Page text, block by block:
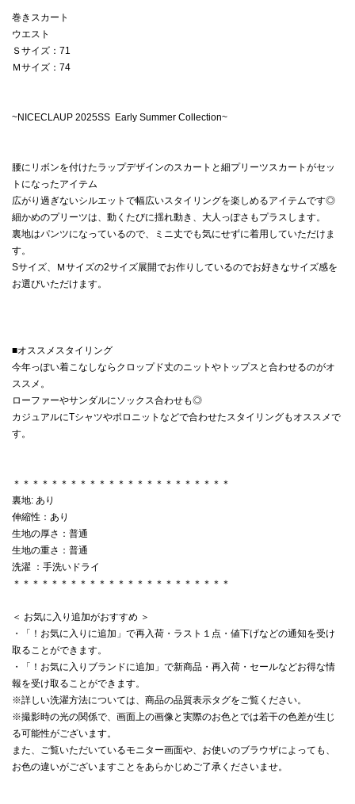
巻きスカート
ウエスト
Ｓサイズ：71
Ｍサイズ：74
~NICECLAUP 2025SS Early Summer Collection~
腰にリボンを付けたラップデザインのスカートと細プリーツスカートがセッ
トになったアイテム
広がり過ぎないシルエットで幅広いスタイリングを楽しめるアイテムです◎
細かめのプリーツは、動くたびに揺れ動き、大人っぽさもプラスします。
裏地はパンツになっているので、ミニ丈でも気にせずに着用していただけま
す。
Sサイズ、Ｍサイズの2サイズ展開でお作りしているのでお好きなサイズ感を
お選びいただけます。
■オススメスタイリング
今年っぽい着こなしならクロップド丈のニットやトップスと合わせるのがオ
ススメ。
ローファーやサンダルにソックス合わせも◎
カジュアルにTシャツやポロニットなどで合わせたスタイリングもオススメで
す。
＊＊＊＊＊＊＊＊＊＊＊＊＊＊＊＊＊＊＊＊＊＊＊
裏地: あり
伸縮性：あり
生地の厚さ：普通
生地の重さ：普通
洗濯 ：手洗いドライ
＊＊＊＊＊＊＊＊＊＊＊＊＊＊＊＊＊＊＊＊＊＊＊
＜ お気に入り追加がおすすめ ＞
・「！お気に入りに追加」で再入荷・ラスト１点・値下げなどの通知を受け
取ることができます。
・「！お気に入りブランドに追加」で新商品・再入荷・セールなどお得な情
報を受け取ることができます。
※詳しい洗濯方法については、商品の品質表示タグをご覧ください。
※撮影時の光の関係で、画面上の画像と実際のお色とでは若干の色差が生じ
る可能性がございます。
また、ご覧いただいているモニター画面や、お使いのブラウザによっても、
お色の違いがございますことをあらかじめご了承くださいませ。